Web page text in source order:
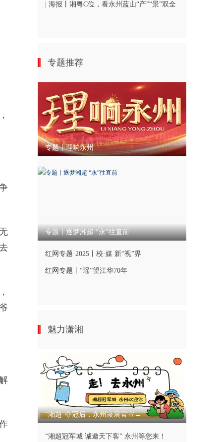
| 海报丨湘粤C位，看永州蓝山“产”“景”双全
专题推荐
专题丨理响永州
专题丨逐梦湘超 “永”往直前
红网专题·2025丨校·媒 新“视”界
红网专题丨“瑶”望江华70年
魅力潇湘
“湘超”夺冠后，永州凌晨官宣→
“湘超冠军城 诚邀天下客” 永州等您来！